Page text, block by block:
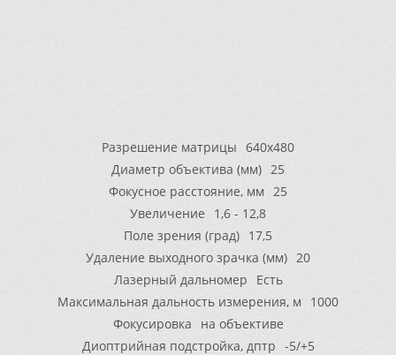
Разрешение матрицы 640x480
Диаметр объектива (мм) 25
Фокусное расстояние, мм 25
Увеличение 1,6 - 12,8
Поле зрения (град) 17,5
Удаление выходного зрачка (мм) 20
Лазерный дальномер
Есть
Максимальная дальность измерения, м
1000
Фокусировка
на объективе
Диоптрийная подстройка, дптр -5/+5